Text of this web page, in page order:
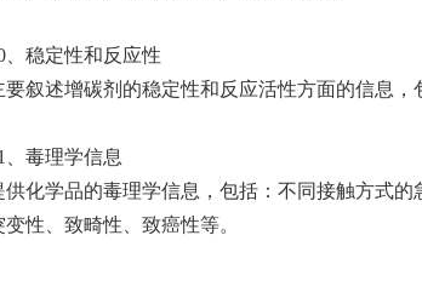
、稳定性和反应性
要叙述增碳剂的稳定性和反应活性方面的信息
、毒理学信息
供化学品的毒理学信息，包括：不同接触方式
变性、致畸性、致癌性等。